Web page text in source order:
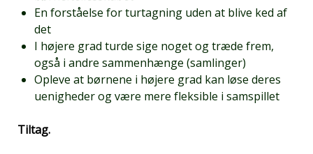
En forståelse for turtagning uden at blive ked af
det
I højere grad turde sige noget og træde frem,
også i andre sammenhænge (samlinger)
Opleve at børnene i højere grad kan løse deres
uenigheder og være mere fleksible i samspillet
Tiltag.